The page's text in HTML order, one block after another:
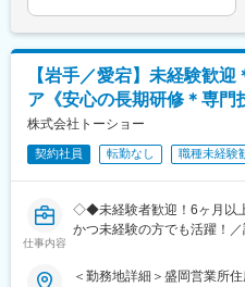
ン。拡張性の高いモジュー
に合わせて持続可能でより
変更の範囲：会社の定める
分包機」や「リアルタイム
【業務詳細】
（1）メンテナンス契約を締
に伺って機械の状態を確認
（2）メンテナンス契約の有
する緊急対応
（3）新しい機械を導入する
（4）メンテナンスに関する
機器状態報告書など）
【ポジションの魅力】
全く無い方でも立ち上りが
経験7年賃金はあくまでも目
る可能性があります。月給(
【岩手／愛宕】未経験歓
ア《安心の長期研修＊専門
株式会社トーショー
契約社員 転勤なし 職種未経験
仕事内容
◇◆未経験者歓迎！6ヶ月以
かつ未経験の方でも活躍！
い方も歓迎！社会貢献性の
＜勤務地詳細＞盛岡営業所